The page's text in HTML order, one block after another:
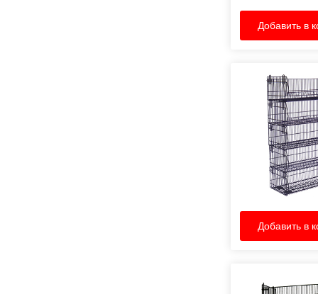
Добавить в
Добавить в